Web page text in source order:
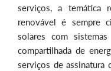
serviços, a temática
renovável é sempre
solares com
compartilhada de
serviços de assinatura